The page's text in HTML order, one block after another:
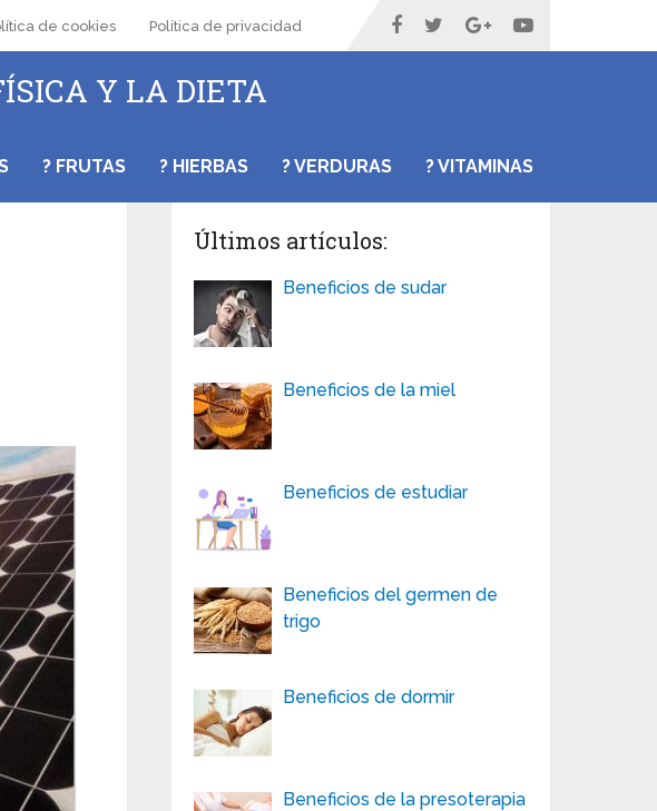
de cookies Política de privacidad
Y LA DIETA
? FRUTAS ? HIERBAS ? VERDURAS ? VITAMINAS
Últimos artículos:
Beneficios de sudar
Beneficios de la miel
Beneficios de estudiar
Beneficios del germen de
trigo
Beneficios de dormir
Beneficios de la presoterapia